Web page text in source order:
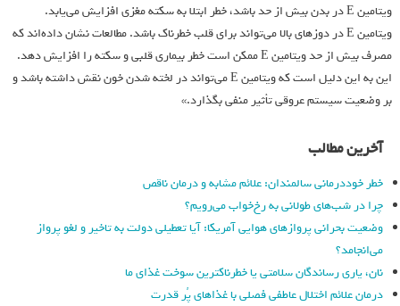
ویتامین E در بدن بیش از حد باشد، خطر ابتلا به سکته مغزی افزایش می‌یابد.
ویتامین E در دوزهای بالا می‌تواند برای قلب خطرناک باشد. مطالعات نشان داده‌اند که
مصرف بیش از حد ویتامین E ممکن است خطر بیماری قلبی و سکته را افزایش دهد.
این به این دلیل است که ویتامین E می‌تواند در لخته شدن خون نقش داشته باشد و
بر وضعیت سیستم عروقی تأثیر منفی بگذارد.»
آخرین مطالب
خطر خوددرمانی سالمندان: علائم مشابه و درمان ناقص
چرا در شب‌های طولانی به رخ‌خواب می‌رویم؟
وضعیت بحرانی پروازهای هوایی آمریکا: آیا تعطیلی دولت به تاخیر و لغو پرواز
می‌انجامد؟
نان، یاری رساندگان سلامتی یا خطرناکترین سوخت غذای ما
درمان علائم اختلال عاطفی فصلی با غذاهای پُر قدرت